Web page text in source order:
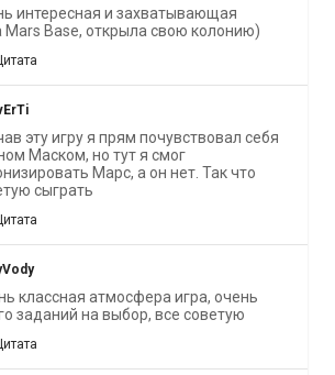
интересная и захватывающая
Mars Base, открыла свою колонию)
эту игру я прям почувствовал себя
Маском, но тут я смог
Марс, а он нет. Так что
сыграть
классная атмосфера игра, очень
заданий на выбор, все советую